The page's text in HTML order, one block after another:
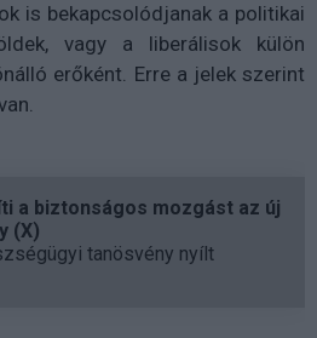
is bekapcsolódjanak a politikai
vagy a liberálisok külön
erőként. Erre a jelek szerint
a biztonságos mozgást az új
(X)
tanösvény nyílt